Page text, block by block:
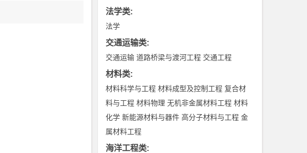
法学类:
法学
交通运输类:
交通运输 道路桥梁与渡河工程 交通工程
材料类:
材料科学与工程 材料成型及控制工程 复合材
料与工程 材料物理 无机非金属材料工程 材料
化学 新能源材料与器件 高分子材料与工程 金
属材料工程
海洋工程类: